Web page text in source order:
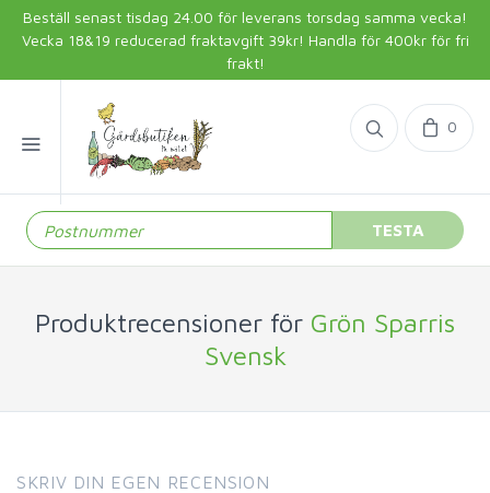
Beställ senast tisdag 24.00 för leverans torsdag samma vecka!
Vecka 18&19 reducerad fraktavgift 39kr! Handla för 400kr för fri
frakt!
0
TESTA
Produktrecensioner för Grön Sparris
Svensk
SKRIV DIN EGEN RECENSION